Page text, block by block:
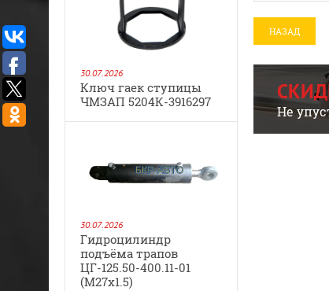
30.07.2026
Ключ гаек ступицы
ЧМЗАП 5204К-3916297
30.07.2026
Гидроцилиндр
подъёма трапов
ЦГ-125.50-400.11-01
(М27х1.5)
НАЗАД
Не